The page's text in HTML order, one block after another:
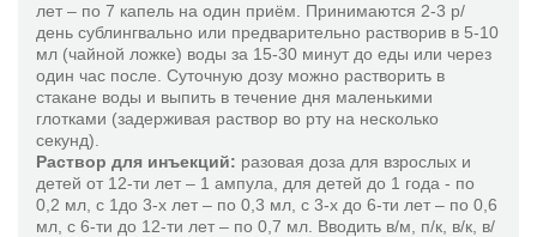
Солидаго композитум С
Тестис композитум
Тиреоидеа композитум
Тонзилитис-Нозод-Инъель
Траумель С
Трихомонаден-Флюор-Инъель
Убихинон композитум
лет – по 7 капель на один приём. Принимаются 2-3 р/
день cублингвально или предварительно растворив в 5-10
мл (чайной ложке) воды за 15-30 минут до еды или через
один час после. Суточную дозу можно растворить в
стакане воды и выпить в течение дня маленькими
глотками (задерживая раствор во рту на несколько
секунд).
Раствор для инъекций: разовая доза для взрослых и
детей от 12-ти лет – 1 ампула, для детей до 1 года - по
0,2 мл, с 1до 3-х лет – по 0,3 мл, с 3-х до 6-ти лет – по 0,6
мл, с 6-ти до 12-ти лет – по 0,7 мл. Вводить в/м, п/к, в/к, в/